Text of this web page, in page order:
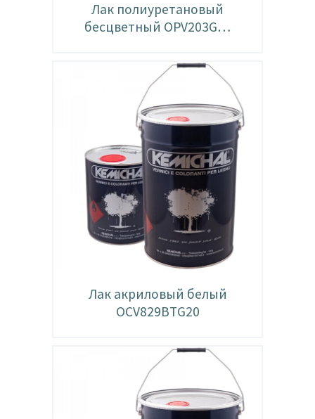
Лак полиуретановый
бесцветный OPV203G…
Лак акриловый белый
OCV829BTG20